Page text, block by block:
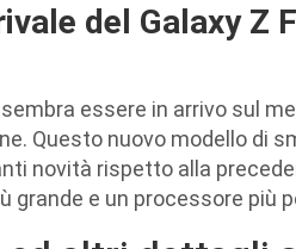
del Galaxy Z
sembra essere in arrivo sul
Questo nuovo modello di
novità rispetto alla
grande e un processore più